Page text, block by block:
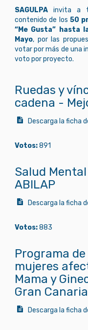
SAGULPA invita a
contenido de los 50
“Me Gusta” hasta
Mayo, por las
votar por más de una
voto por proyecto.
Ruedas y
cadena -
Descarga la ficha
Votos:891
Salud
ABILAP
Descarga la ficha
Votos:883
Programa
mujeres
Mama y
Gran
Descarga la ficha